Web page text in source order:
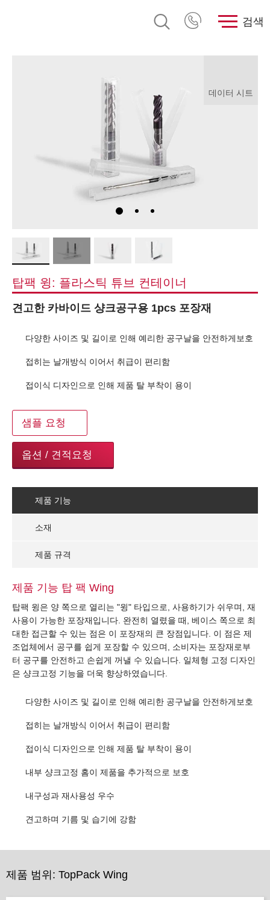
검색
데이터 시트
탑팩 윙: 플라스틱 튜브 컨테이너
견고한 카바이드 샹크공구용 1pcs 포장재
다양한 사이즈 및 길이로 인해 예리한 공구날을 안전하게보호
접히는 날개방식 이어서 취급이 편리함
접이식 디자인으로 인해 제품 탈 부착이 용이
샘플 요청
옵션 / 견적요청
제품 기능
소재
제품 규격
제품 기능 탑 팩 Wing
탑팩 윙은 양 쪽으로 열리는 "윙" 타입으로, 사용하기가 쉬우며, 재
사용이 가능한 포장재입니다. 완전히 열렸을 때, 베이스 쪽으로 최
대한 접근할 수 있는 점은 이 포장재의 큰 장점입니다. 이 점은 제
조업체에서 공구를 쉽게 포장할 수 있으며, 소비자는 포장재로부
터 공구를 안전하고 손쉽게 꺼낼 수 있습니다. 일체형 고정 디자인
은 샹크고정 기능을 더욱 향상하였습니다.
다양한 사이즈 및 길이로 인해 예리한 공구날을 안전하게보호
접히는 날개방식 이어서 취급이 편리함
접이식 디자인으로 인해 제품 탈 부착이 용이
내부 샹크고정 홈이 제품을 추가적으로 보호
내구성과 재사용성 우수
견고하며 기름 및 습기에 강함
제품 범위: TopPack Wing